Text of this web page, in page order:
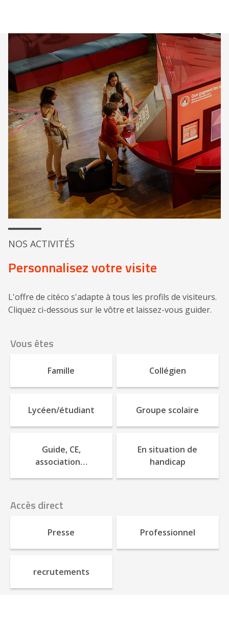
NOS ACTIVITÉS
Personnalisez votre visite
L'offre de citéco s'adapte à tous les profils de visiteurs.
Cliquez ci-dessous sur le vôtre et laissez-vous guider.
Vous êtes
Famille Collégien
Lycéen/étudiant Groupe scolaire
Guide, CE,
association…
En situation de
handicap
Accès direct
Presse Professionnel
recrutements